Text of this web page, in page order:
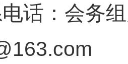
：会务组